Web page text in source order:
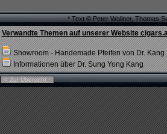
* Text © Peter Wallner, Thomas
Verwandte Themen auf unserer Website
Showroom - Handemade Pfeifen von Dr. Kang
Informationen über Dr. Sung Yong Kang
< Zur Übersicht